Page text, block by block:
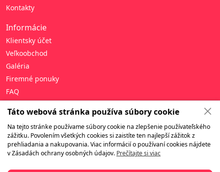
Kontakty
Informácie
Klientsky účet
Veľkoobchod
Galéria
Firemné ponuky
FAQ
Pomoc
Zásady ochrany osobných údajov
Zmluvné podmienky
Záruka a vrátenie tovaru
Táto webová stránka používa súbory cookie
Na tejto stránke používame súbory cookie na zlepšenie používateľského
zážitku. Povolením všetkých cookies si zaistíte ten najlepší zážitok z
prehliadania a nakupovania. Viac informácií o používaní cookies nájdete
v Zásadách ochrany osobných údajov. Prečítajte si viac